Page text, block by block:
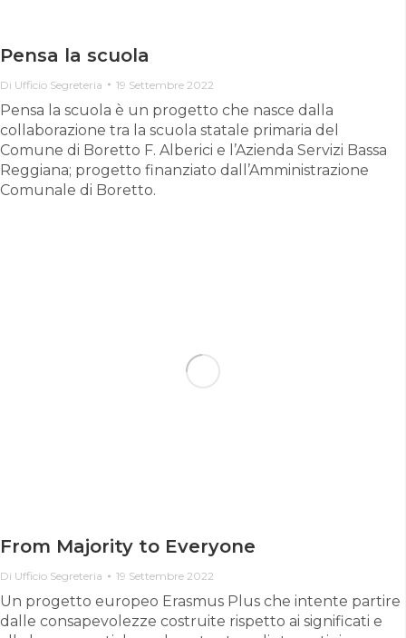
Pensa la scuola
Di Ufficio Segreteria 19 Settembre 2022
Pensa la scuola è un progetto che nasce dalla
collaborazione tra la scuola statale primaria del
Comune di Boretto F. Alberici e l’Azienda Servizi Bassa
Reggiana; progetto finanziato dall’Amministrazione
Comunale di Boretto.
From Majority to Everyone
Di Ufficio Segreteria 19 Settembre 2022
Un progetto europeo Erasmus Plus che intente partire
dalle consapevolezze costruite rispetto ai significati e